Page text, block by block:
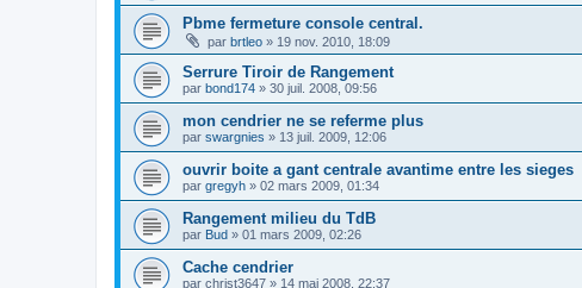
Pbme fermeture console central.
par brtleo » 19 nov. 2010, 18:09
Serrure Tiroir de Rangement
par bond174 » 30 juil. 2008, 09:56
mon cendrier ne se referme plus
par swargnies » 13 juil. 2009, 12:06
ouvrir boite a gant centrale avantime entre les sieges
par gregyh » 02 mars 2009, 01:34
Rangement milieu du TdB
par Bud » 01 mars 2009, 02:26
Cache cendrier
par christ3647 » 14 mai 2008, 22:37